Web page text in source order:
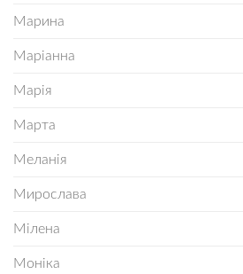
Марина
Маріанна
Марія
Марта
Меланія
Мирослава
Мілена
Моніка